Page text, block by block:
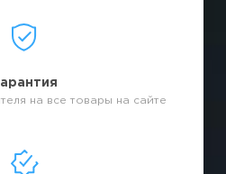
на все товары на сайте